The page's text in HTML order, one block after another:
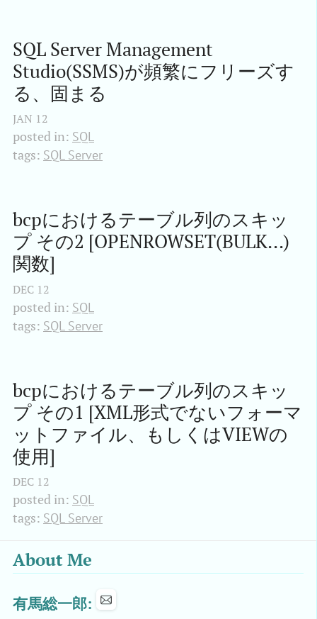
SQL Server Management
Studio(SSMS)が頻繁にフリーズす
る、固まる
JAN 12
posted in: SQL
tags: SQL Server
bcpにおけるテーブル列のスキッ
プ その2 [OPENROWSET(BULK...)
関数]
DEC 12
posted in: SQL
tags: SQL Server
bcpにおけるテーブル列のスキッ
プ その1 [XML形式でないフォーマ
ットファイル、もしくはVIEWの
使用]
DEC 12
posted in: SQL
tags: SQL Server
About Me
有馬総一郎: